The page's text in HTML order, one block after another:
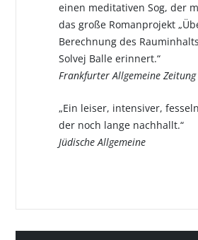
einen meditativen Sog, der
das große Romanprojekt
Berechnung des
Solvej Balle erinnert.“
Frankfurter Allgemeine Zeitung
„Ein leiser, intensiver,
der noch lange nachhallt.“
Jüdische Allgemeine